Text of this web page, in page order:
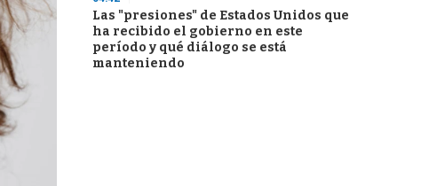
Las "presiones" de Estados Unidos que
ha recibido el gobierno en este
período y qué diálogo se está
manteniendo